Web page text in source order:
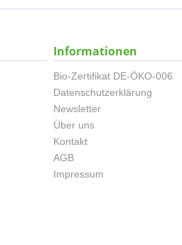
Informationen
Bio-Zertifikat DE-ÖKO-006
Datenschutzerklärung
Newsletter
Über uns
Kontakt
AGB
Impressum